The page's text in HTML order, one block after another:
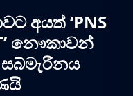
අයත් ‘PNS
නෞකාවන්
සබ්මැරීනය